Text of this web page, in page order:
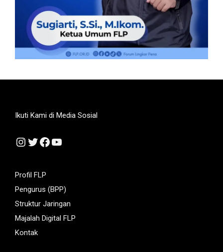
Ikuti Kami di Media Sosial
Instagram
Twitter
Facebook
YouTube
Profil FLP
Pengurus (BPP)
Struktur Jaringan
Majalah Digital FLP
Kontak